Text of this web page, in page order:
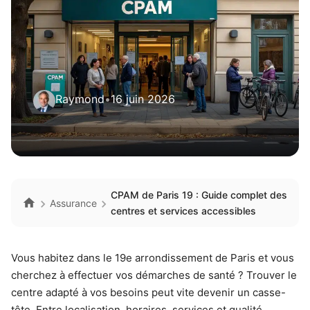
Raymond•16 juin 2026
Assurance
CPAM de Paris 19 : Guide complet des
centres et services accessibles
Vous habitez dans le 19e arrondissement de Paris et vous
cherchez à effectuer vos démarches de santé ? Trouver le
centre adapté à vos besoins peut vite devenir un casse-